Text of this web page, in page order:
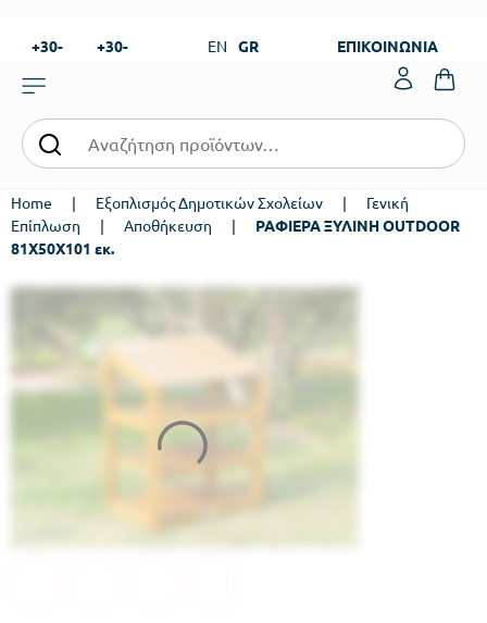
+30-
99273
+30-
EN GR ΕΠΙΚΟΙΝΩΝΙΑ
Home | Εξοπλισμός Δημοτικών Σχολείων |
Γενική
Επίπλωση
| Αποθήκευση |
ΡΑΦΙΕΡΑ ΞΥΛΙΝΗ OUTDOOR
81Χ50Χ101 εκ.